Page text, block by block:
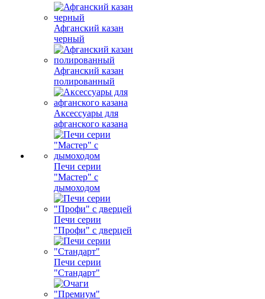
Афганский казан
черный
Афганский казан
полированный
Аксессуары для
афганского казана
Печи серии
"Мастер" с
дымоходом
Печи серии
"Профи" с дверцей
Печи серии
"Стандарт"